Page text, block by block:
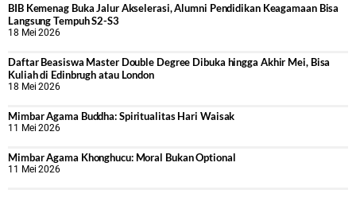
BIB Kemenag Buka Jalur Akselerasi, Alumni Pendidikan Keagamaan Bisa
Langsung Tempuh S2-S3
18 Mei 2026
Daftar Beasiswa Master Double Degree Dibuka hingga Akhir Mei, Bisa
Kuliah di Edinbrugh atau London
18 Mei 2026
Mimbar Agama Buddha: Spiritualitas Hari Waisak
11 Mei 2026
Mimbar Agama Khonghucu: Moral Bukan Optional
11 Mei 2026